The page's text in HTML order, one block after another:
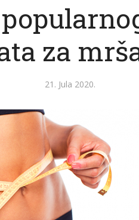
za
21. Jula 2020.